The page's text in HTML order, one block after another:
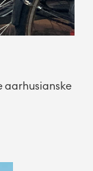
aarhusianske